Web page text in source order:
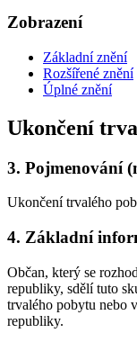
Zobrazení
Základní znění
Rozšířené znění
Úplné znění
Ukončení
3. Pojmenování
Ukončení trvalého
4. Základní
Občan, který se
republiky, sdělí tuto
trvalého pobytu nebo
republiky.